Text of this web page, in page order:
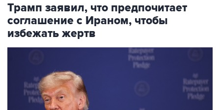
Трамп заявил, что предпочитает
соглашение с Ираном, чтобы
избежать жертв